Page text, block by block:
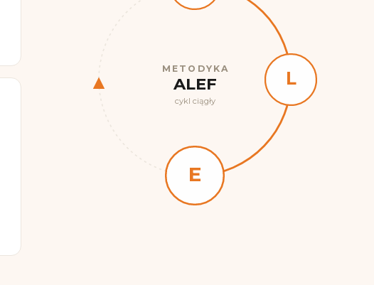
L
E
F METODYKA
ALEF
cykl ciągły